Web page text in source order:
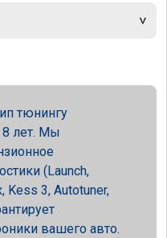
тюнингу
лет. Мы
(Launch,
Kess 3, Autotuner,
вашего авто.